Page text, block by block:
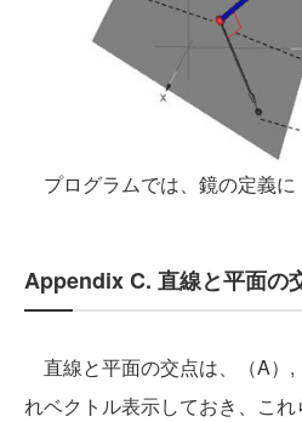
プログラムでは、鏡の定義に
Appendix C. 直線と平面の
直線と平面の交点は、（A）
れベクトル表示しておき、これ